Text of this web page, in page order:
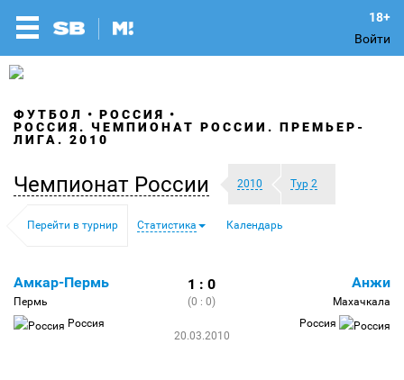
Войти
ФУТБОЛ
РОССИЯ
РОССИЯ. ЧЕМПИОНАТ РОССИИ. ПРЕМЬЕР-
ЛИГА. 2010
Чемпионат России 2010 Тур 2
Перейти в турнир Статистика Календарь
Амкар-Пермь
Пермь
Россия
1 : 0
(0 : 0)
20.03.2010
Анжи
Махачкала
Россия